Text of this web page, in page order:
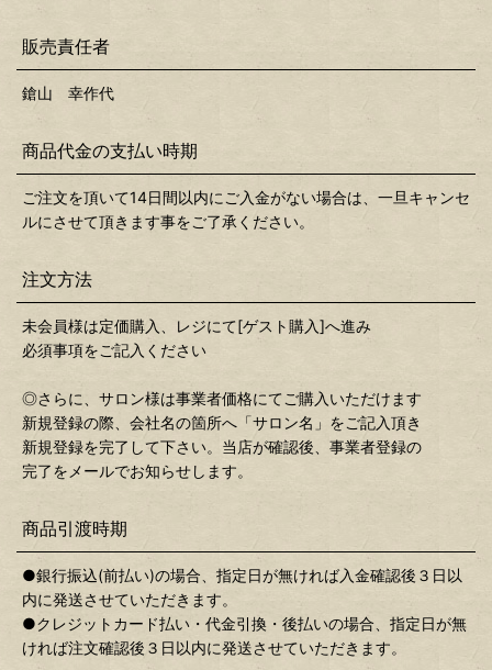
販売責任者
鎗山 幸作代
商品代金の支払い時期
ご注文を頂いて14日間以内にご入金がない場合は、一旦キャンセ
ルにさせて頂きます事をご了承ください。
注文方法
未会員様は定価購入、レジにて[ゲスト購入]へ進み
必須事項をご記入ください
◎さらに、サロン様は事業者価格にてご購入いただけます
新規登録の際、会社名の箇所へ「サロン名」をご記入頂き
新規登録を完了して下さい。当店が確認後、事業者登録の
完了をメールでお知らせします。
商品引渡時期
●銀行振込(前払い)の場合、指定日が無ければ入金確認後３日以
内に発送させていただきます。
●クレジットカード払い・代金引換・後払いの場合、指定日が無
ければ注文確認後３日以内に発送させていただきます。